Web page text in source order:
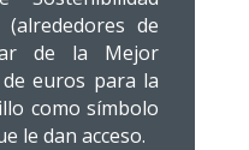
de
de la Mejor
euros para la
como símbolo
le dan acceso.